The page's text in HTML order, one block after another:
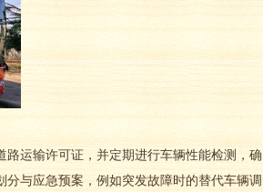
运输许可证，并定期进行车辆性能检测，确
与应急预案，例如突发故障时的替代车辆调